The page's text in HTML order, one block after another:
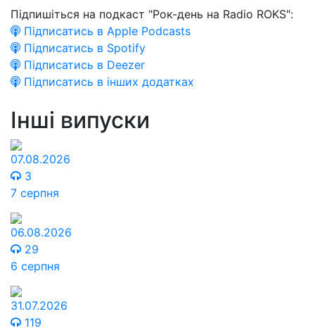
Підпишіться на подкаст "Рок-день на Radio ROKS":
Підписатись в Apple Podcasts
Підписатись в Spotify
Підписатись в Deezer
Підписатись в інших додатках
Інші випуски
07.08.2026
3
7 серпня
06.08.2026
29
6 серпня
31.07.2026
119